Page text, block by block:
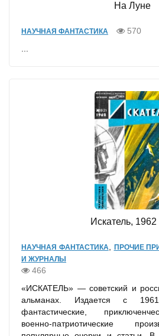
На Луне
НАУЧНАЯ ФАНТАСТИКА
570
Искатель,
НАУЧНАЯ ФАНТАСТИКА ПРОЧИЕ
И ЖУРНАЛЫ
466
«ИСКАТЕЛЬ» — советский и
альманах. Издается с
фантастические,
военно-патриотические